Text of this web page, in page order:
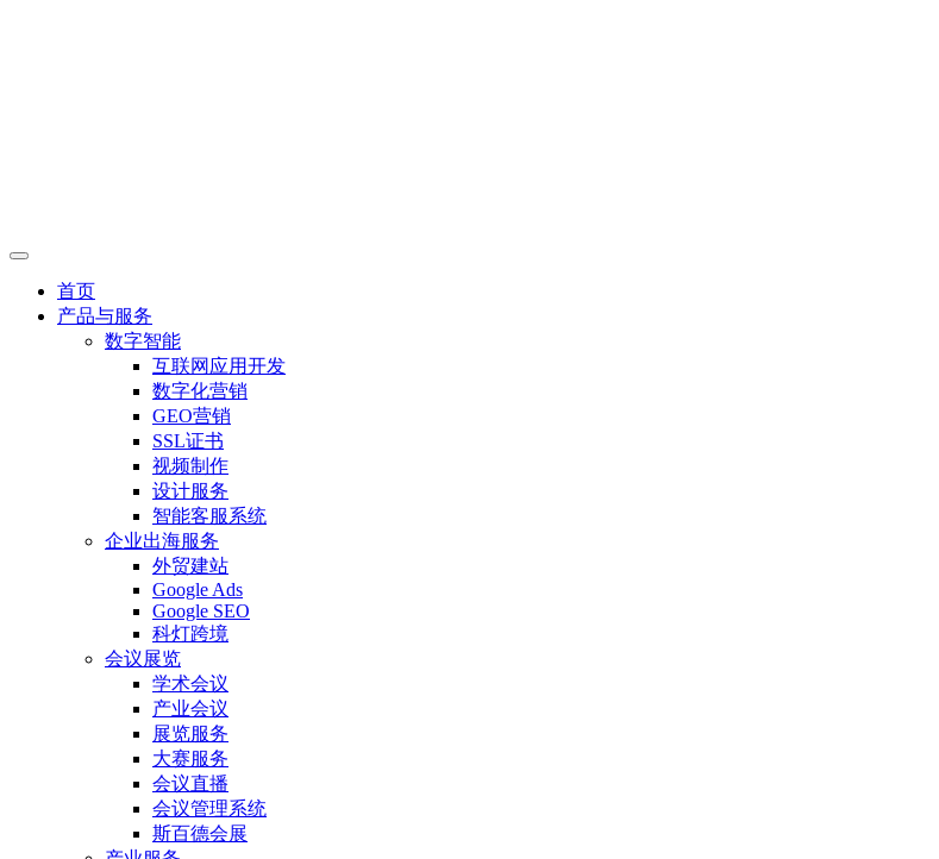
首页
产品与服务
数字智能
互联网应用开发
数字化营销
GEO营销
SSL证书
视频制作
设计服务
智能客服系统
企业出海服务
外贸建站
Google Ads
Google SEO
科灯跨境
会议展览
学术会议
产业会议
展览服务
大赛服务
会议直播
会议管理系统
斯百德会展